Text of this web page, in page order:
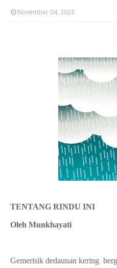
November 04, 2023
TENTANG RINDU INI
Oleh Munkhayati
Gemerisik dedaunan kering